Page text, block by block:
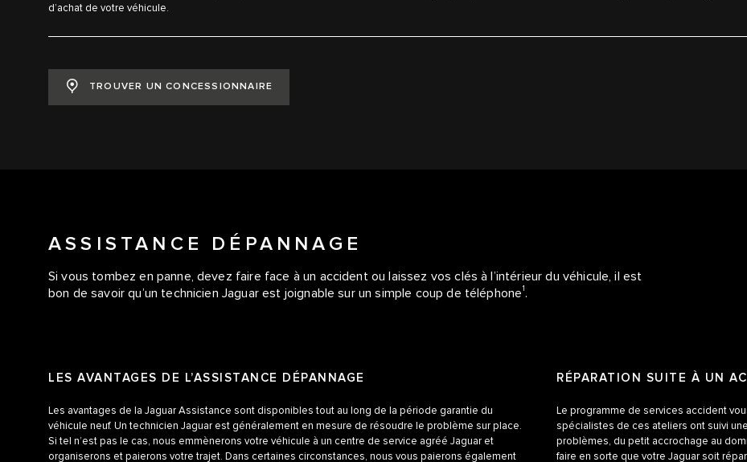
d’achat de votre véhicule.
TROUVER UN CONCESSIONNAIRE
ASSISTANCE DÉPANNAGE
Si vous tombez en panne, devez faire face à un accident ou laissez vos clés à l’intérieur du véhicule, il est
bon de savoir qu’un technicien Jaguar est joignable sur un simple coup de téléphone1 .
LES AVANTAGES DE L’ASSISTANCE DÉPANNAGE
Les avantages de la Jaguar Assistance sont disponibles tout au long de la période garantie du
véhicule neuf. Un technicien Jaguar est généralement en mesure de résoudre le problème sur place.
Si tel n’est pas le cas, nous emmènerons votre véhicule à un centre de service agréé Jaguar et
organiserons et paierons votre trajet. Dans certaines circonstances, nous vous paierons également
RÉPARATION SUITE À UN
Le programme de services accident
spécialistes de ces ateliers ont suivi
problèmes, du petit accrochage au
faire en sorte que votre Jaguar soit